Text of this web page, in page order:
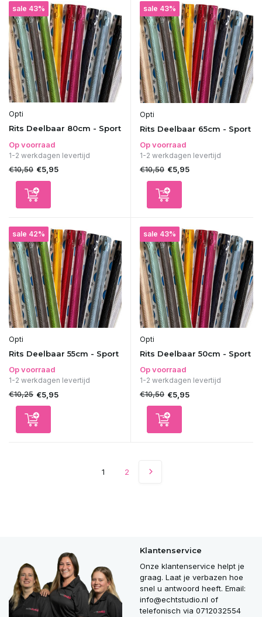
sale 43%
Opti
Rits Deelbaar 80cm - Sport
Op voorraad
1-2 werkdagen levertijd
€10,50 €5,95
sale 43%
Opti
Rits Deelbaar 65cm - Sport
Op voorraad
1-2 werkdagen levertijd
€10,50 €5,95
sale 42%
Opti
Rits Deelbaar 55cm - Sport
Op voorraad
1-2 werkdagen levertijd
€10,25 €5,95
sale 43%
Opti
Rits Deelbaar 50cm - Sport
Op voorraad
1-2 werkdagen levertijd
€10,50 €5,95
1 2
Klantenservice
Onze klantenservice helpt je
graag. Laat je verbazen hoe
snel u antwoord heeft. Email:
info@echtstudio.nl of
telefonisch via 0712032554